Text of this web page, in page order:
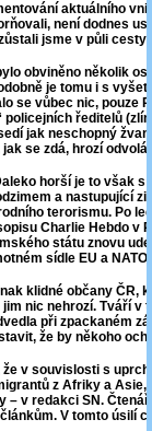
aktuálního
není dodnes
jsme v půli cesty
obviněno několik
je tomu i s
se vůbec nic, pouze
policejních ředitelů
jak neschopný
se zdá, hrozí
horší je to však s
a nastupující
terorismu. Po
Charlie Hebdo v
státu znovu
sídle EU a NATO
klidné občany ČR,
nic nehrozí. Tváří v
při zpackaném
že by někoho
v souvislosti s
z Afriky a Asie,
– v redakci SN.
V tomto úsilí